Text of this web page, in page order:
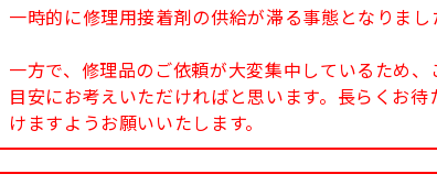
一時的に修理用接着剤の供給が滞る事態となりま
一方で、修理品のご依頼が大変集中しているため
目安にお考えいただければと思います。長らくお
けますようお願いいたします。